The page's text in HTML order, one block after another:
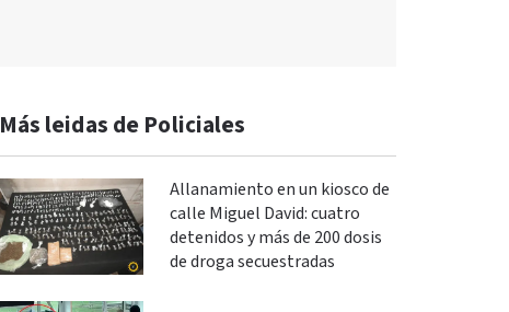
Más leidas de Policiales
Allanamiento en un kiosco de
calle Miguel David: cuatro
detenidos y más de 200 dosis
de droga secuestradas